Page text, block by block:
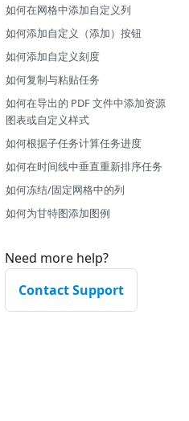
如何在网格中添加自定义列
如何添加自定义（添加）按钮
如何添加自定义刻度
如何复制与粘贴任务
如何在导出的 PDF 文件中添加资源
图表或自定义样式
如何根据子任务计算任务进度
如何在时间线中垂直重新排序任务
如何冻结/固定网格中的列
如何为甘特图添加图例
Need more help?
Contact Support